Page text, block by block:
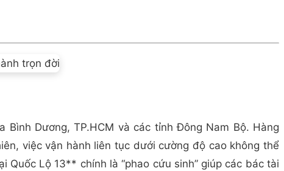
Dương, TP.HCM và các tỉnh Đông Nam Bộ. Hàng
việc vận hành liên tục dưới cường độ cao không thể
Lộ 13** chính là “phao cứu sinh” giúp các bác tài